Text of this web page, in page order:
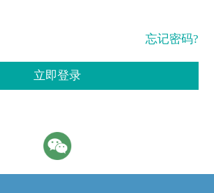
忘记密码?
立即登录